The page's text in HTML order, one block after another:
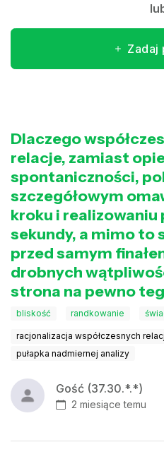
Zadaj
Dlaczego
relacje, zamiast
spontaniczności,
szczegółowym
kroku i realizowaniu
sekundy, a mimo to
przed samym
drobnych
strona na pewno
bliskość randkowanie
racjonalizacja współczesnych
pułapka nadmiernej analizy
Gość (37.30.*.*)
2 miesiące temu